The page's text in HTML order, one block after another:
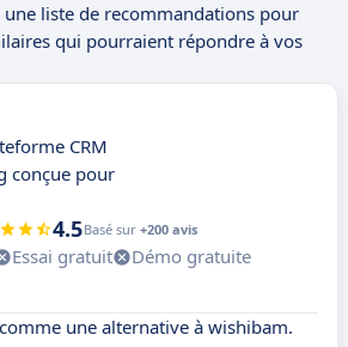
une liste de recommandations pour
qui pourraient répondre à vos
CRM
conçue pour
4.5Basé sur +200 avis
Essai gratuit
Démo gratuite
une alternative à wishibam.